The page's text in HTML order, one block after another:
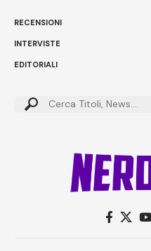
RECENSIONI
INTERVISTE
EDITORIALI
Cerca: